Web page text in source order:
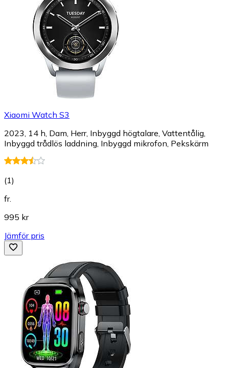
Xiaomi Watch S3
2023, 14 h, Dam, Herr, Inbyggd högtalare, Vattentålig,
Inbyggd trådlös laddning, Inbyggd mikrofon, Pekskärm
(1)
fr.
995 kr
Jämför pris